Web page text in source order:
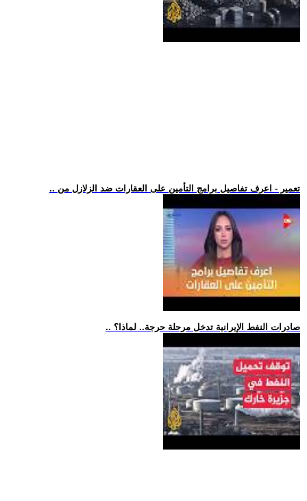
.. تعمير - اعرف تفاصيل برامج التأمين على العقارات ضد الزلازل من
.. صادرات النفط الإيرانية تدخل مرحلة حرجة.. لماذا؟